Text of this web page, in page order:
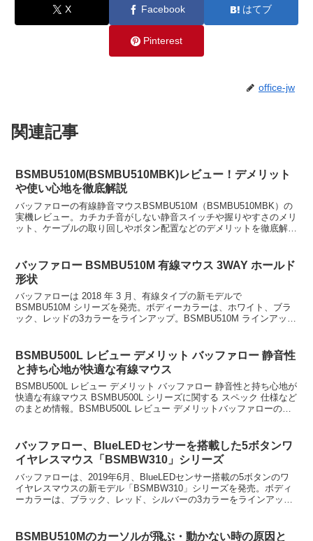
X Facebook はてブ
Pinterest
office-jw
関連記事
BSMBU510M(BSMBU510MBK)レビュー！デメリット
や使い心地を徹底解説
バッファローの有線静音マウスBSMBU510M（BSMBU510MBK）の
実機レビュー。カチカチ音がしない静音スイッチや握りやすさのメリ
ット、ケーブルの取り回しやボタン配置などのデメリットを徹底解説
バッファロー BSMBU510M 有線マウス 3WAY ホールド
形状
バッファローは 2018 年 3 月、有線タイプの新モデルで
BSMBU510M シリーズを発売。ボディーカラーは、ホワイト、ブラ
ック、レッドの3カラーをラインアップ。BSMBU510M ラインアップ
BSMBU500L レビュー デメリット バッファロー 静音性
と持ち心地が快適な有線マウス
BSMBU500L レビュー デメリット バッファロー 静音性と持ち心地が
快適な有線マウス BSMBU500L シリーズに関する スペック 仕様など
のまとめ情報。BSMBU500L レビュー デメリットバッファローの
バッファロー、BlueLEDセンサーを搭載した5ボタンワ
イヤレスマウス「BSMBW310」シリーズ
バッファローは、2019年6月、BlueLEDセンサー搭載の5ボタンのワ
イヤレスマウスの新モデル「BSMBW310」シリーズを発売。ボディ
ーカラーは、ブラック、レッド、シルバーの3カラーをラインアッ
BSMBU510Mのカーソルが飛ぶ・動かない時の原因と